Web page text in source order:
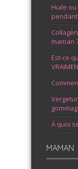
Huile
maman
Est-ce
À quoi
MAMAN